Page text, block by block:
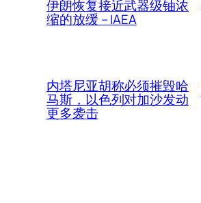
伊朗恢复接近武器级铀浓
缩的放缓 – IAEA
内塔尼亚胡称必须摧毁哈
马斯，以色列对加沙发动
更多袭击